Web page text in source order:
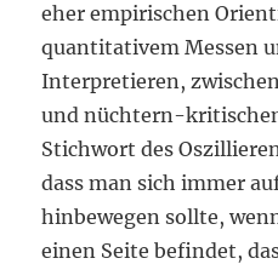
eher empirischen
quantitativem Messen
Interpretieren,
und nüchtern-
Stichwort des
dass man sich immer
hinbewegen sollte,
einen Seite befindet,